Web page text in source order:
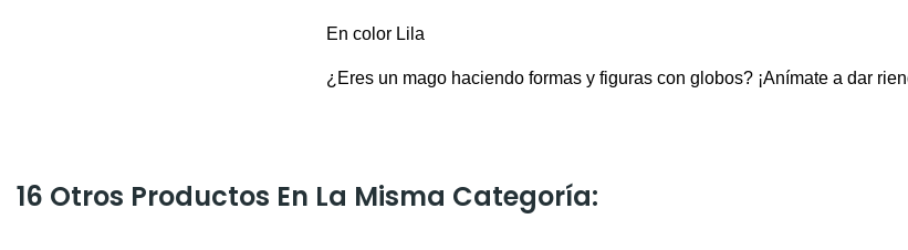
En color Lila
¿Eres un mago haciendo formas y figuras con globos? ¡Anímate a dar
16 Otros Productos En La Misma Categoría: